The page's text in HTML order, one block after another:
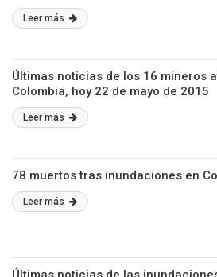
Leer más
Últimas noticias de los 16 mineros
Colombia, hoy 22 de mayo de 2015
Leer más
78 muertos tras inundaciones en
Leer más